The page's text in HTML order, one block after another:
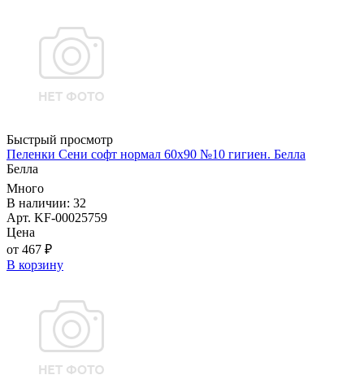
Быстрый просмотр
Пеленки Сени софт нормал 60х90 №10 гигиен. Белла
Белла
Много
В наличии: 32
Арт. KF-00025759
Цена
от 467 ₽
В корзину